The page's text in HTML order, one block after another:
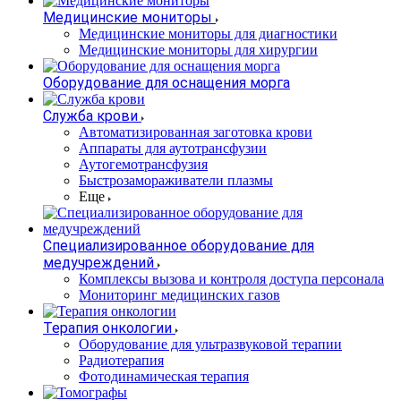
Медицинские мониторы
Медицинские мониторы для диагностики
Медицинские мониторы для хирургии
Оборудование для оснащения морга
Служба крови
Автоматизированная заготовка крови
Аппараты для аутотрансфузии
Аутогемотрансфузия
Быстрозамораживатели плазмы
Еще
Специализированное оборудование для
медучреждений
Комплексы вызова и контроля доступа персонала
Мониторинг медицинских газов
Терапия онкологии
Оборудование для ультразвуковой терапии
Радиотерапия
Фотодинамическая терапия